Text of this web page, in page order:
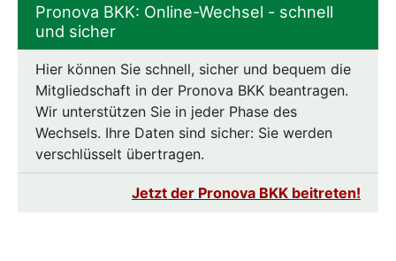
Pronova BKK: Online-Wechsel - schnell
und sicher
Hier können Sie schnell, sicher und bequem die
Mitgliedschaft in der Pronova BKK beantragen.
Wir unterstützen Sie in jeder Phase des
Wechsels. Ihre Daten sind sicher: Sie werden
verschlüsselt übertragen.
Jetzt der Pronova BKK beitreten!